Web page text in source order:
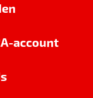
account